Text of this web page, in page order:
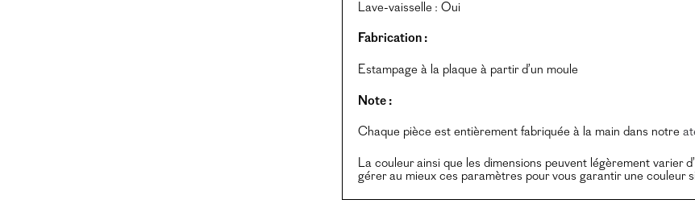
Lave-vaisselle : Oui
Fabrication :
Estampage à la plaque à partir d’un moule
Note :
Chaque pièce est entièrement fabriquée à la main dans notre
La couleur ainsi que les dimensions peuvent légèrement varier
gérer au mieux ces paramètres pour vous garantir une couleur